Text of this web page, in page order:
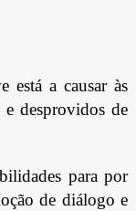
está a causar às
e desprovidos de
para por
de diálogo e